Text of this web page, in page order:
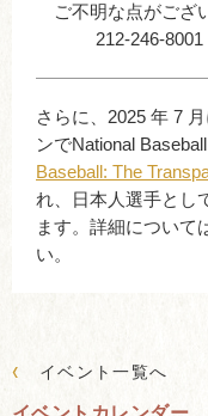
ご不明な点がござ
212-246-
さらに、2025 年 7
ンでNational
Baseball: The
れ、日本人選手とし
ます。詳細について
い。
‹ イベント一覧へ